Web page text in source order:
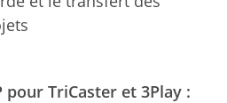
pour TriCaster et 3Play :